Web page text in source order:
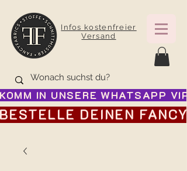
Infos kostenfreier
Versand
KOMM IN UNSERE WHATSAPP
BESTELLE DEINEN